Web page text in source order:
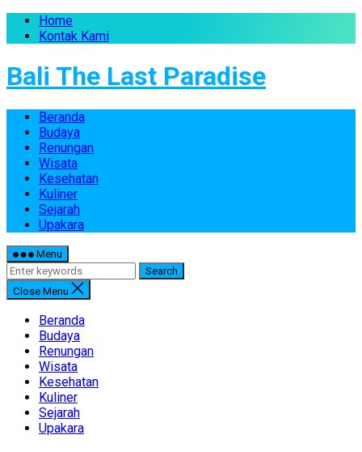
Home
Kontak Kami
Bali The Last Paradise
Beranda
Budaya
Renungan
Wisata
Kesehatan
Kuliner
Sejarah
Upakara
Menu
Search
Close Menu
Beranda
Budaya
Renungan
Wisata
Kesehatan
Kuliner
Sejarah
Upakara